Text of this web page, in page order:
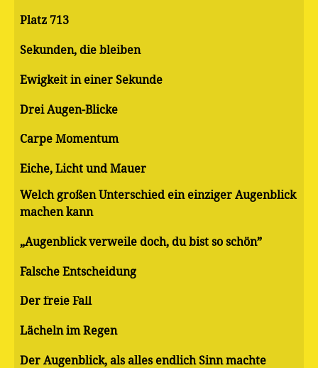
Platz 713
Sekunden, die bleiben
Ewigkeit in einer Sekunde
Drei Augen-Blicke
Carpe Momentum
Eiche, Licht und Mauer
Welch großen Unterschied ein einziger Augenblick
machen kann
„Augenblick verweile doch, du bist so schön”
Falsche Entscheidung
Der freie Fall
Lächeln im Regen
Der Augenblick, als alles endlich Sinn machte